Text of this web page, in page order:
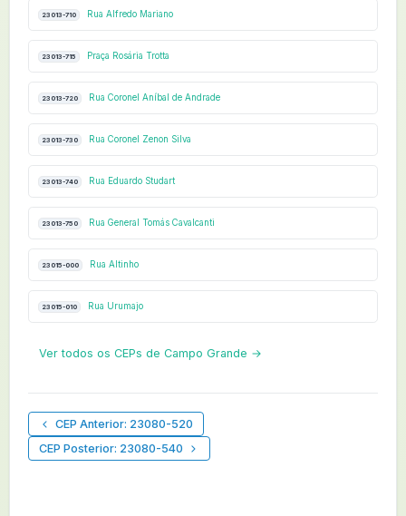
23013-710 Rua Alfredo Mariano
23013-715 Praça Rosária Trotta
23013-720 Rua Coronel Aníbal de Andrade
23013-730 Rua Coronel Zenon Silva
23013-740 Rua Eduardo Studart
23013-750 Rua General Tomás Cavalcanti
23015-000 Rua Altinho
23015-010 Rua Urumajo
Ver todos os CEPs de Campo Grande →
CEP Anterior: 23080-520
CEP Posterior: 23080-540